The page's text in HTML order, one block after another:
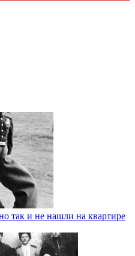
так и не нашли на квартире